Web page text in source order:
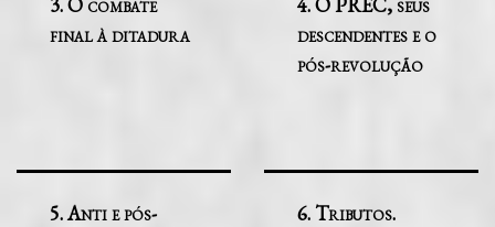
final à ditadura
descendentes e o
pós-revolução
5. Anti e pós-
6. Tributos.